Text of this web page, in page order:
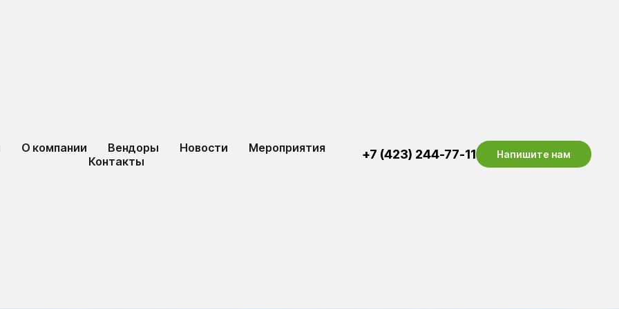
О компании Вендоры Новости
Мероприятия
Контакты
+7 (423) 244-77-11 Напишите нам